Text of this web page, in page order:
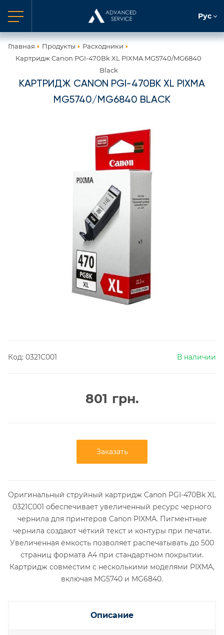
Рус
Главная Продукты
Расходники
Картридж Canon PGI-470Bk XL PIXMA MG5740/MG6840
Black
КАРТРИДЖ CANON PGI-470BK XL PIXMA
MG5740/MG6840 BLACK
Код: 0321C001 В наличии
801 грн.
Заказать
Оригинальный струйный картридж Canon PGI-470Bk XL
0321C001 обеспечивает увеличенный ресурс черного
чернила для принтеров Canon PIXMA. Пигментные
чернила создают чёткий текст и контуры при печати.
Увеличенная ёмкость позволяет распечатывать до 500
страниц формата А4 при стандартном покрытии.
Картридж совместим с несколькими моделями PIXMA,
включая MG5740 и MG6840.
Описание